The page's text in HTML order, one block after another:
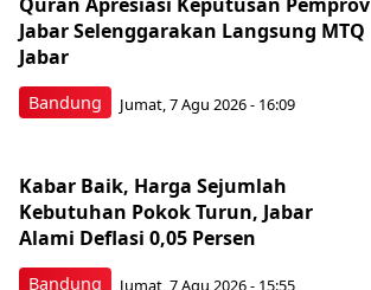
Bandung
Jabar Selenggarakan Langsung MTQ
Jabar
Jumat, 7 Agu 2026 - 16:09
Bandung
Kabar Baik, Harga Sejumlah
Kebutuhan Pokok Turun, Jabar
Alami Deflasi 0,05 Persen
Jumat, 7 Agu 2026 - 15:55